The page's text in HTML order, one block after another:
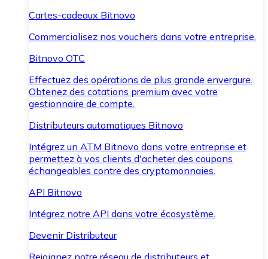
Cartes-cadeaux Bitnovo
Commercialisez nos vouchers dans votre entreprise.
Bitnovo OTC
Effectuez des opérations de plus grande envergure.
Obtenez des cotations premium avec votre
gestionnaire de compte.
Distributeurs automatiques Bitnovo
Intégrez un ATM Bitnovo dans votre entreprise et
permettez à vos clients d'acheter des coupons
échangeables contre des cryptomonnaies.
API Bitnovo
Intégrez notre API dans votre écosystème.
Devenir Distributeur
Rejoignez notre réseau de distributeurs et